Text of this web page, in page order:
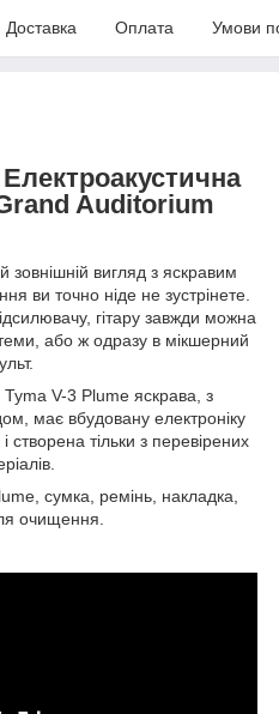
Доставка Оплата Умови
Auditorium
вигляд з яскравим
ви точно ніде не зустрінете.
гітару завжди можна
або ж одразу в мікшерний
Tyma V-3 Plume яскрава, з
має вбудовану електроніку
створена тільки з перевірених
сумка, ремінь, накладка,
очищення.